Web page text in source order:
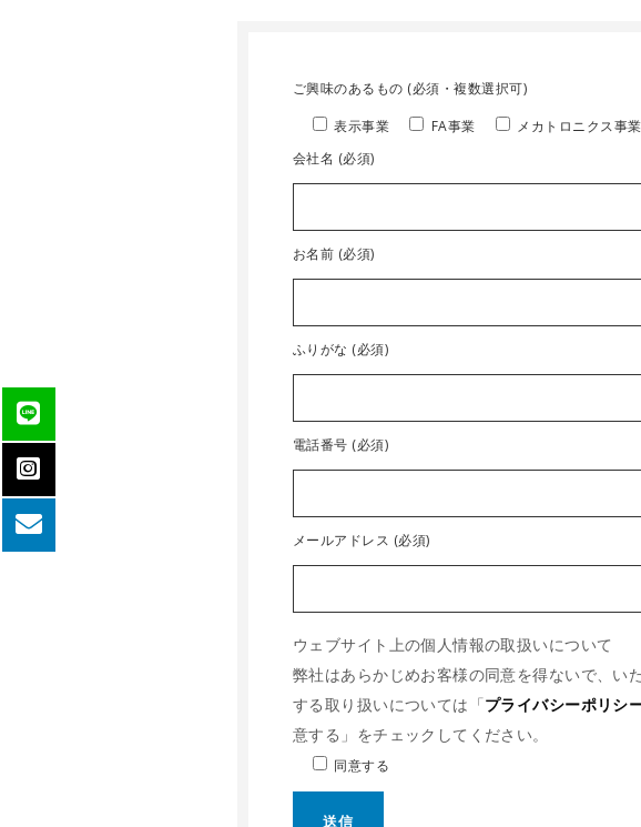
ご興味のあるもの (必須・複数選択可)
表示事業
FA事業
メカトロニクス事業
会社名 (必須)
お名前 (必須)
ふりがな (必須)
電話番号 (必須)
メールアドレス (必須)
ウェブサイト上の個人情報の取扱いについて
弊社はあらかじめお客様の同意を得ないで、い
する取り扱いについては「プライバシーポリシ
意する」をチェックしてください。
同意する